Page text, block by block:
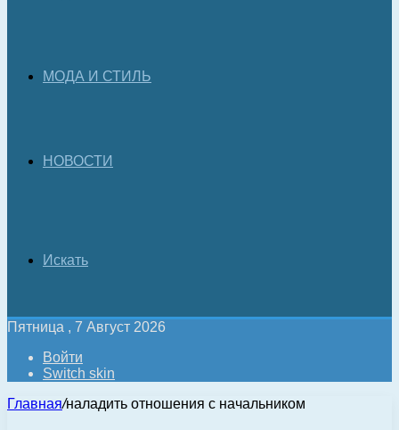
МОДА И СТИЛЬ
НОВОСТИ
Искать
Пятница , 7 Август 2026
Войти
Switch skin
Главная/наладить отношения с начальником